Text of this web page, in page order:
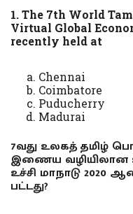
1. The 7th World
Virtual Global
recently held at
Chennai
Coimbatore
Puducherry
Madurai
7வது உலகத் தமிழ்
இணைய வழியிலான
உச்சி மாநாடு 2020
பட்டது?